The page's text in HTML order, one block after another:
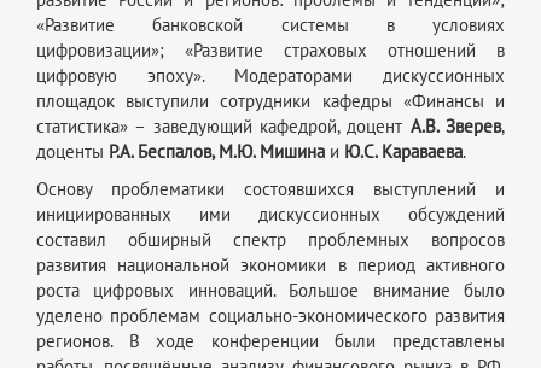
«Развитие банковской системы в условиях
цифровизации»; «Развитие страховых отношений в
цифровую эпоху». Модераторами дискуссионных
площадок выступили сотрудники кафедры «Финансы и
статистика» – заведующий кафедрой, доцент А.В. Зверев,
доценты Р.А. Беспалов, М.Ю. Мишина и Ю.С. Караваева.
Основу проблематики состоявшихся выступлений и
инициированных ими дискуссионных обсуждений
составил обширный спектр проблемных вопросов
развития национальной экономики в период активного
роста цифровых инноваций. Большое внимание было
уделено проблемам социально-экономического развития
регионов. В ходе конференции были представлены